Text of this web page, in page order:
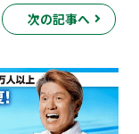
次の記事へ